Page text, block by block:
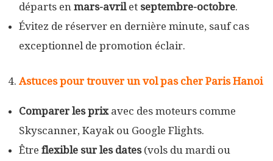
départs en mars-avrilet septembre-octobre.
Évitez de réserver en dernière minute, sauf cas
exceptionnel de promotion éclair.
Astuces pour trouver un vol pas cher ParisHanoi
Comparer les prixavec des moteurs comme
Skyscanner, Kayak ou Google Flights.
Être flexible sur les dates(vols du mardi ou